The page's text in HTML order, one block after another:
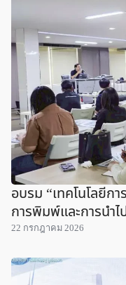
อบรม “เทคโนโลยีก
การพิมพ์และการนำไ
22 กรกฎาคม 2026